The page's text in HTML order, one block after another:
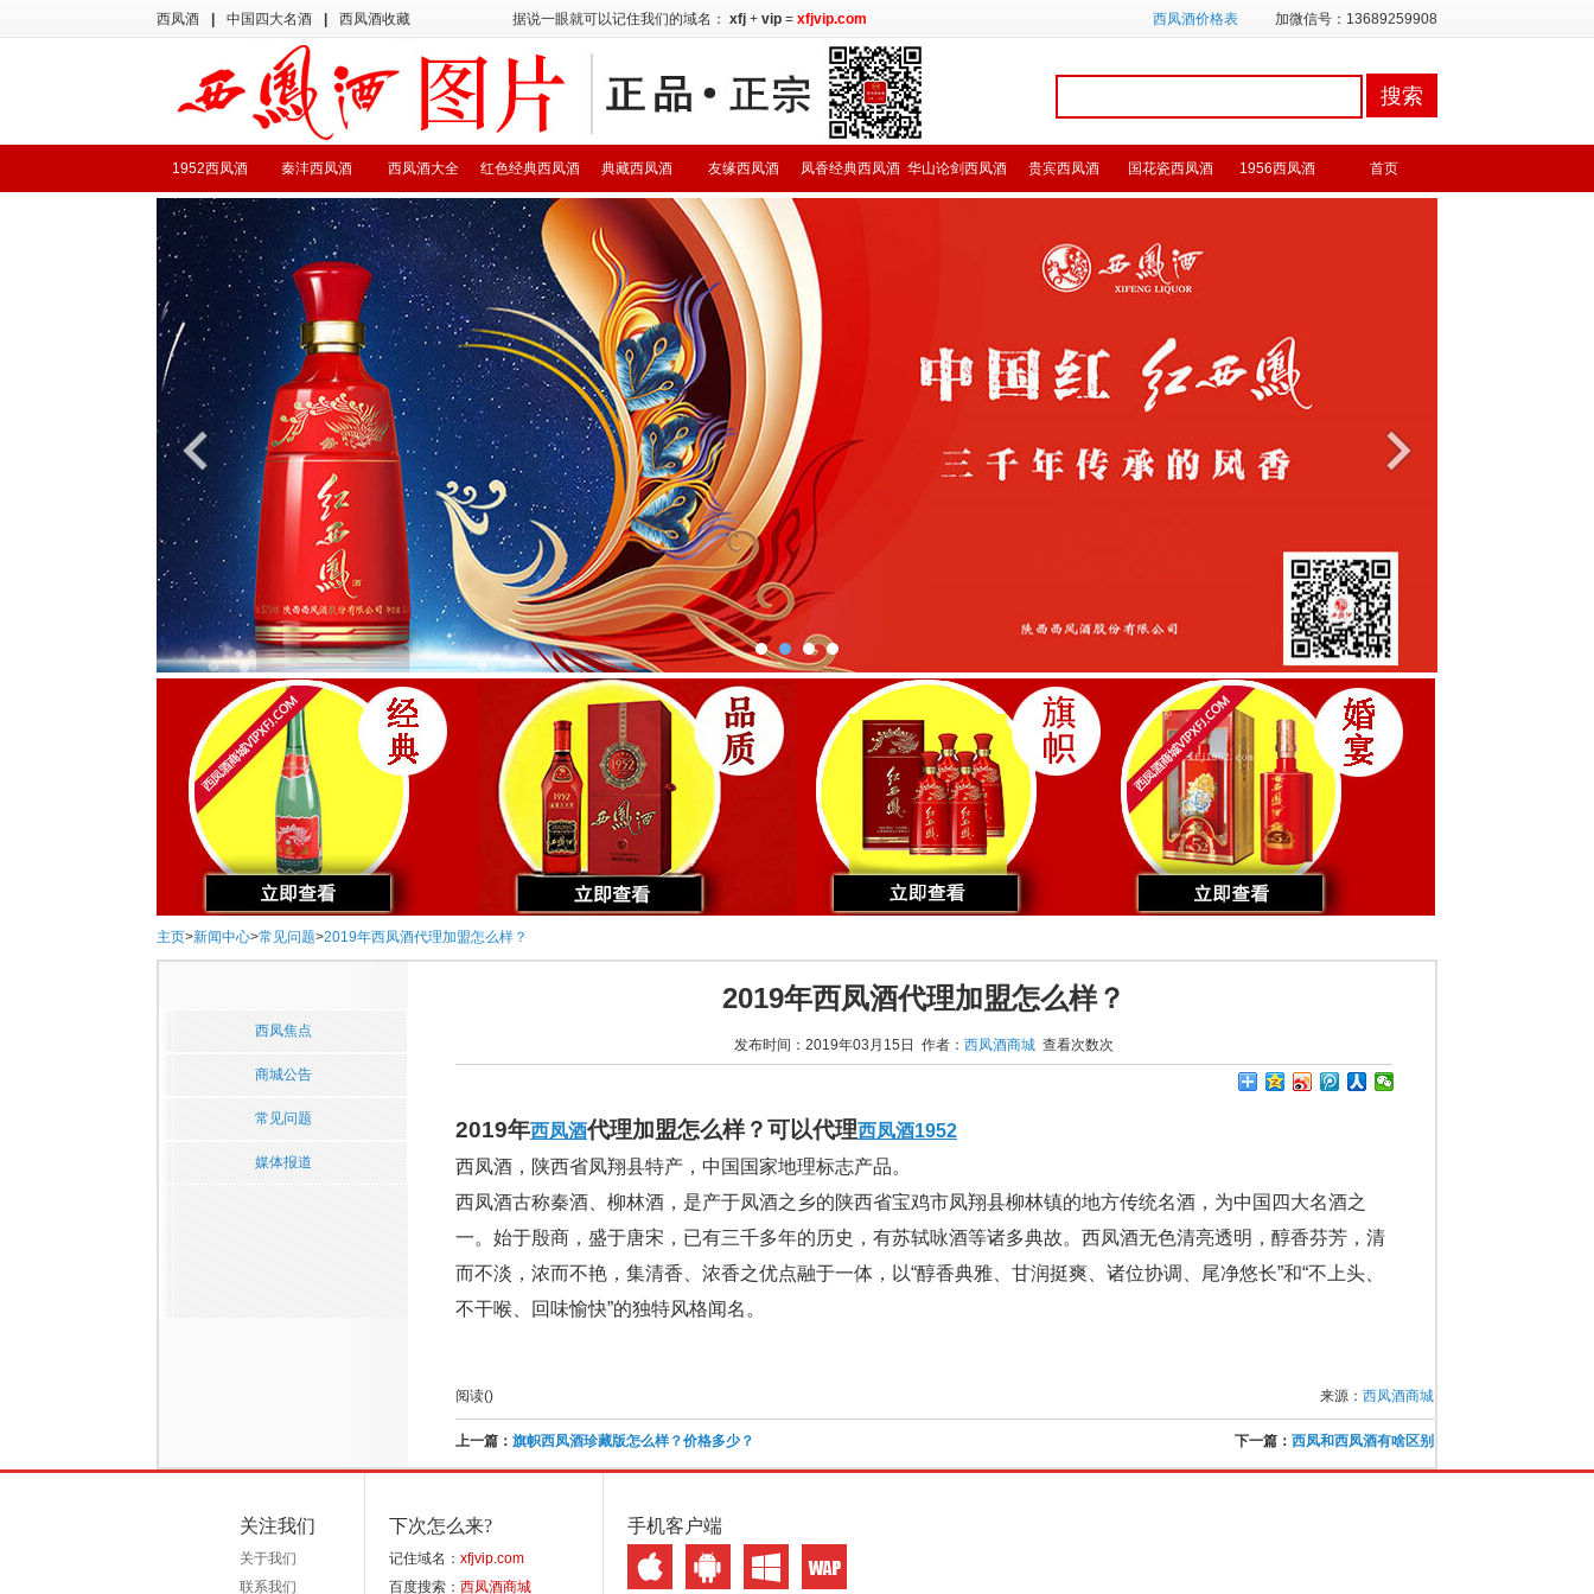
西凤酒 中国四大名酒 西凤酒收藏 据说一眼就可以记住我们的域名： xfj + vip = xfjvip.com 西凤酒价格表 加微信号：13689259908
首页
1956西凤酒
国花瓷西凤酒
贵宾西凤酒
华山论剑西凤酒
凤香经典西凤酒
友缘西凤酒
典藏西凤酒
红色经典西凤酒
西凤酒大全
秦沣西凤酒
1952西凤酒
主页>新闻中心>常见问题>2019年西凤酒代理加盟怎么样？
西凤焦点
商城公告
常见问题
媒体报道
2019年西凤酒代理加盟怎么样？
发布时间：2019年03月15日 作者： 西凤酒商城 查看次数次
2019年西凤酒代理加盟怎么样？可以代理西凤酒1952
西凤酒，陕西省凤翔县特产，中国国家地理标志产品。
西凤酒古称秦酒、柳林酒，是产于凤酒之乡的陕西省宝鸡市凤翔县柳林镇的地方传统名酒，为中国四大名酒之
一。始于殷商，盛于唐宋，已有三千多年的历史，有苏轼咏酒等诸多典故。西凤酒无色清亮透明，醇香芬芳，清
而不淡，浓而不艳，集清香、浓香之优点融于一体，以“醇香典雅、甘润挺爽、诸位协调、尾净悠长”和“不上头、
不干喉、回味愉快”的独特风格闻名。
阅读() 来源： 西凤酒商城
上一篇： 旗帜西凤酒珍藏版怎么样？价格多少？ 下一篇： 西凤和西凤酒有啥区别
关注我们
关于我们
联系我们
下次怎么来?
记住域名： xfjvip.com
百度搜索： 西凤酒商城
手机客户端